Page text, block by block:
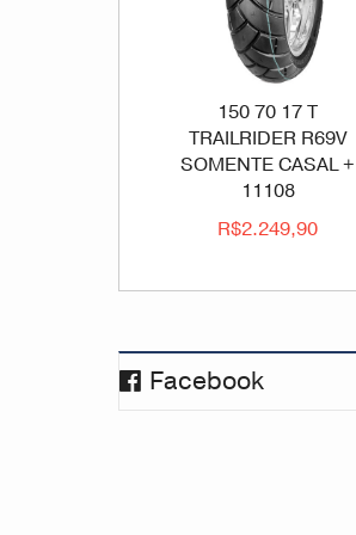
150 70 17 T
TRAILRIDER R69V
SOMENTE CASAL +
11108
R$2.249,90
Facebook